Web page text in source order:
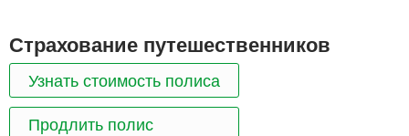
Страхование путешественников
Узнать стоимость полиса
Продлить полис